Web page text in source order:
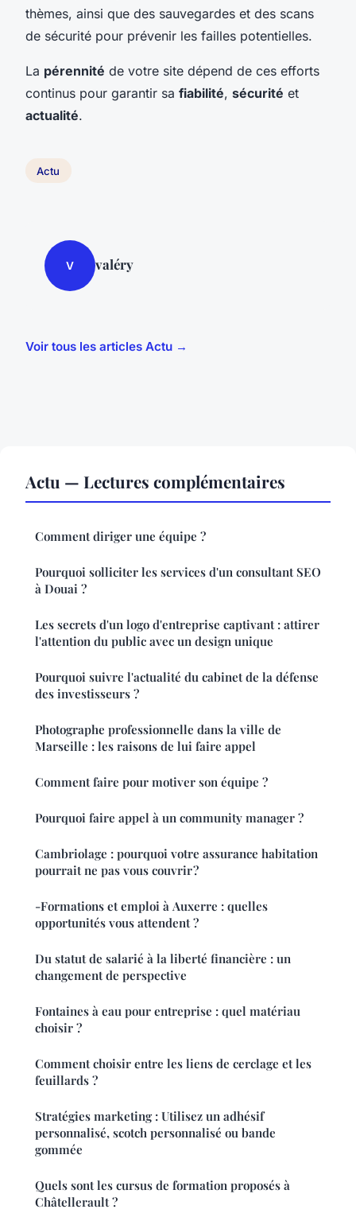
thèmes, ainsi que des sauvegardes et des scans
de sécurité pour prévenir les failles potentielles.
La pérennité de votre site dépend de ces efforts
continus pour garantir sa fiabilité, sécurité et
actualité.
Actu
V valéry
Voir tous les articles Actu →
Actu — Lectures complémentaires
Comment diriger une équipe ?
Pourquoi solliciter les services d'un consultant SEO
à Douai ?
Les secrets d'un logo d'entreprise captivant : attirer
l'attention du public avec un design unique
Pourquoi suivre l'actualité du cabinet de la défense
des investisseurs ?
Photographe professionnelle dans la ville de
Marseille : les raisons de lui faire appel
Comment faire pour motiver son équipe ?
Pourquoi faire appel à un community manager ?
Cambriolage : pourquoi votre assurance habitation
pourrait ne pas vous couvrir ?
-Formations et emploi à Auxerre : quelles
opportunités vous attendent ?
Du statut de salarié à la liberté financière : un
changement de perspective
Fontaines à eau pour entreprise : quel matériau
choisir ?
Comment choisir entre les liens de cerclage et les
feuillards ?
Stratégies marketing : Utilisez un adhésif
personnalisé, scotch personnalisé ou bande
gommée
Quels sont les cursus de formation proposés à
Châtellerault ?